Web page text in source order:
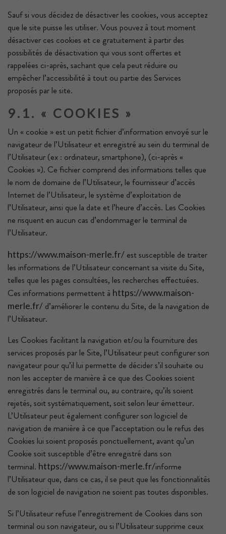
Sauf si vous décidez de désactiver les cookies, vous acceptez
que le site puisse les utiliser. Vous pouvez à tout moment
désactiver ces cookies et ce gratuitement à partir des
possibilités de désactivation qui vous sont offertes et
rappelées ci-après, sachant que cela peut réduire ou
empêcher l’accessibilité à tout ou partie des Services
proposés par le site.
9.1. « COOKIES »
Un « cookie » est un petit fichier d’information envoyé sur le
navigateur de l’Utilisateur et enregistré au sein du terminal de
l’Utilisateur (ex : ordinateur, smartphone), (ci-après «
Cookies »). Ce fichier comprend des informations telles que
le nom de domaine de l’Utilisateur, le fournisseur d’accès
Internet de l’Utilisateur, le système d’exploitation de
l’Utilisateur, ainsi que la date et l’heure d’accès. Les Cookies
ne risquent en aucun cas d’endommager le terminal de
l’Utilisateur.
https://www.maison-merle.fr/ est susceptible de traiter
les informations de l’Utilisateur concernant sa visite du Site,
telles que les pages consultées, les recherches effectuées.
Ces informations permettent à https://www.maison-
merle.fr/ d’améliorer le contenu du Site, de la navigation de
l’Utilisateur.
Les Cookies facilitant la navigation et/ou la fourniture des
services proposés par le Site, l’Utilisateur peut configurer son
navigateur pour qu’il lui permette de décider s’il souhaite ou
non les accepter de manière à ce que des Cookies soient
enregistrés dans le terminal ou, au contraire, qu’ils soient
rejetés, soit systématiquement, soit selon leur émetteur.
L’Utilisateur peut également configurer son logiciel de
navigation de manière à ce que l’acceptation ou le refus des
Cookies lui soient proposés ponctuellement, avant qu’un
Cookie soit susceptible d’être enregistré dans son
terminal. https://www.maison-merle.fr/informe
l’Utilisateur que, dans ce cas, il se peut que les fonctionnalités
de son logiciel de navigation ne soient pas toutes disponibles.
Si l’Utilisateur refuse l’enregistrement de Cookies dans son
terminal ou son navigateur, ou si l’Utilisateur supprime ceux